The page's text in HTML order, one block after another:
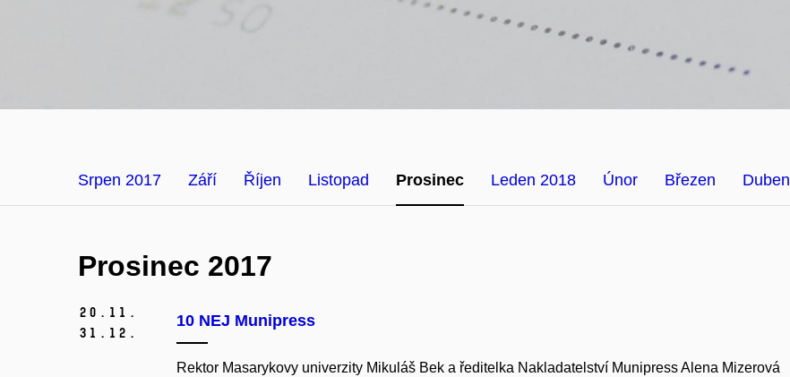
Srpen 2017 Září Říjen Listopad Prosinec Leden 2018 Únor Březen Duben
Prosinec 2017
20. 11.
31. 12.
10 NEJ Munipress
Rektor Masarykovy univerzity Mikuláš Bek a ředitelka Nakladatelství Munipress Alena Mizerová